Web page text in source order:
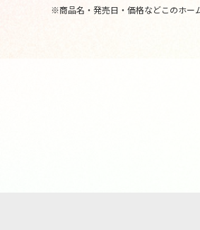
※商品名・発売日・価格などこのホー